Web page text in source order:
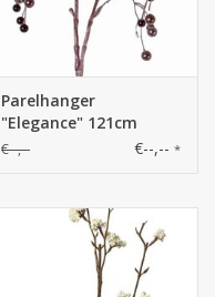
Parelhanger
"Elegance" 121cm
€--,-- €--,-- *